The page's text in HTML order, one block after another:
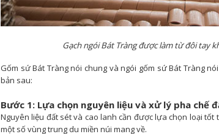
Gạch ngói Bát Tràng được làm từ đôi tay
Gốm sứ Bát Tràng nói chung và ngói gốm sứ Bát Tràng
bản sau:
Bước 1: Lựa chọn nguyên liệu và xử lý pha chế
Nguyên liệu đất sét và cao lanh cần được lựa chọn loại
một số vùng trung du miền núi mang về.